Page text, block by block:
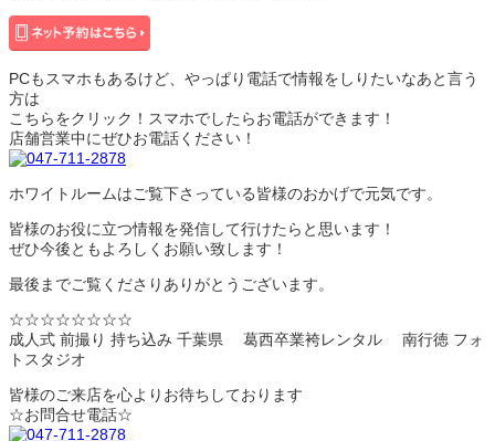
PCもスマホもあるけど、やっぱり電話で情報をしりたいなあと言う
方は
こちらをクリック！スマホでしたらお電話ができます！
店舗営業中にぜひお電話ください！
ホワイトルームはご覧下さっている皆様のおかげで元気です。
皆様のお役に立つ情報を発信して行けたらと思います！
ぜひ今後ともよろしくお願い致します！
最後までご覧くださりありがとうございます。
☆☆☆☆☆☆☆☆
成人式 前撮り 持ち込み 千葉県 葛西卒業袴レンタル 南行徳 フォ
トスタジオ
皆様のご来店を心よりお待ちしております
☆お問合せ電話☆